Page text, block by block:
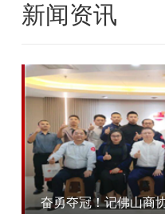
新闻资讯
奋勇夺冠！记佛山商